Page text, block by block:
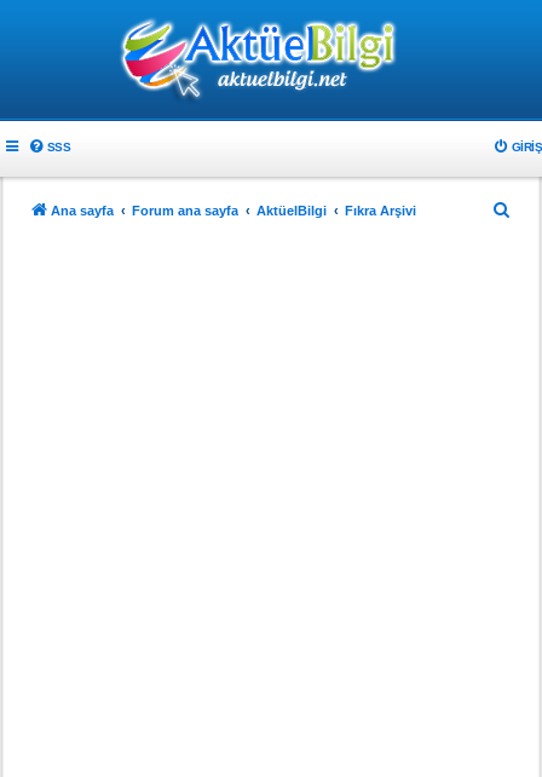
SSS GIRIŞ
Ana sayfa Forum ana sayfa AktüelBilgi Fıkra Arşivi